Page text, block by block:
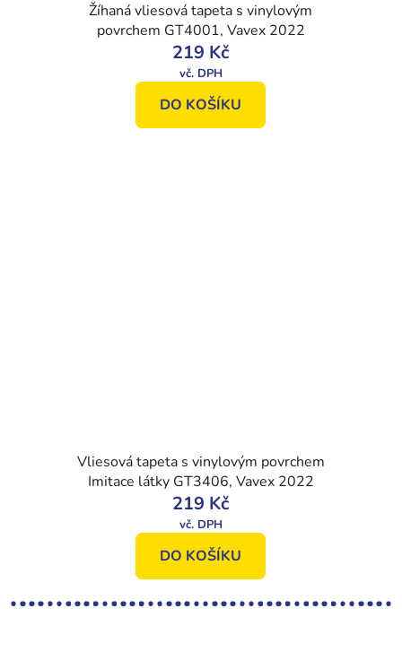
Žíhaná vliesová tapeta s vinylovým
povrchem GT4001, Vavex 2022
219 Kč
DO KOŠÍKU
Vliesová tapeta s vinylovým povrchem
Imitace látky GT3406, Vavex 2022
219 Kč
DO KOŠÍKU